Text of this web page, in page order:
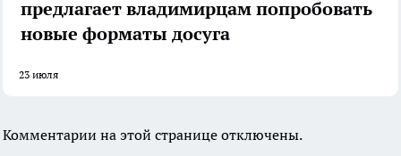
предлагает владимирцам попробовать
новые форматы досуга
23 июля
Комментарии на этой странице отключены.